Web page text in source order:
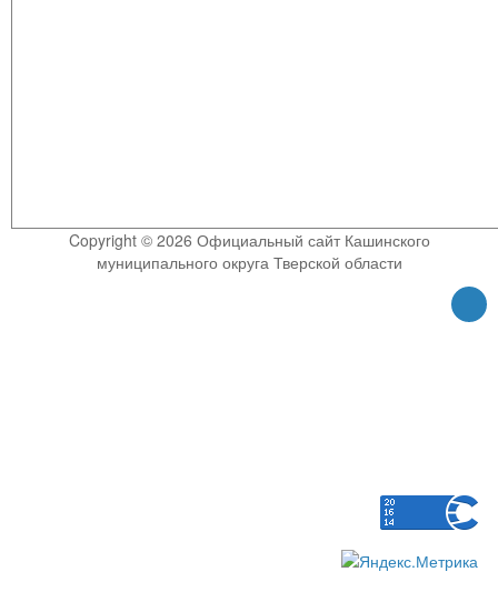
Copyright © 2026 Официальный сайт Кашинского
муниципального округа Тверской области